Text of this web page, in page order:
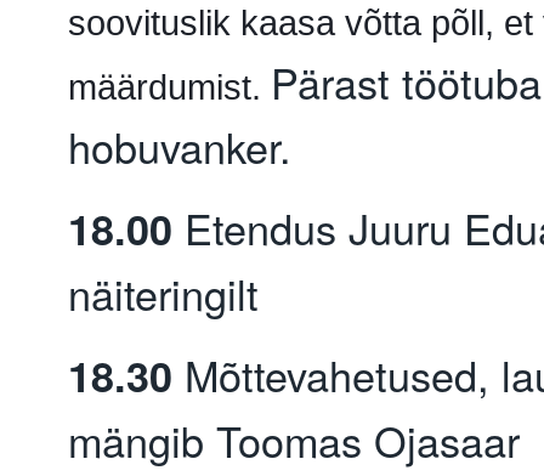
soovituslik kaasa võtta põll, et
määrdumist. Pärast
hobuvanker.
18.00 Etendus Juuru
näiteringilt
18.30 Mõttevahetused,
mängib Toomas Ojasaar